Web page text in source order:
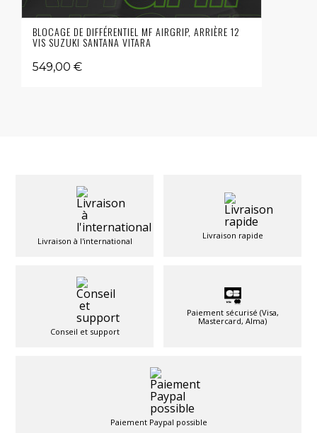
BLOCAGE DE DIFFÉRENTIEL MF AIRGRIP, ARRIÈRE 12
VIS SUZUKI SANTANA VITARA
549,00 €
Livraison à l'international
Livraison rapide
Conseil et support
Paiement sécurisé (Visa,
Mastercard, Alma)
Paiement Paypal possible